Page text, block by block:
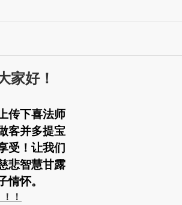
家好！
下喜法师
客并多提宝
受！让我们
悲智慧甘露
情怀。
！